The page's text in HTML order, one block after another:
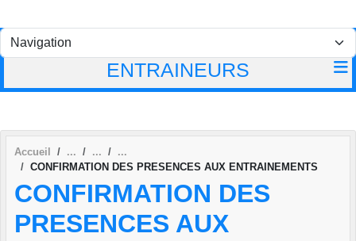
ENTRAINEURS
Accueil
CONFIRMATION DES PRESENCES AUX ENTRAINEMENTS
CONFIRMATION DES
PRESENCES AUX